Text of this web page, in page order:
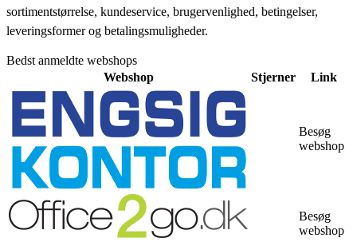
sortimentstørrelse, kundeservice, brugervenlighed, betingelser,
leveringsformer og betalingsmuligheder.
Bedst anmeldte webshops
Webshop
Stjerner Link
Besøg
webshop
Besøg
webshop